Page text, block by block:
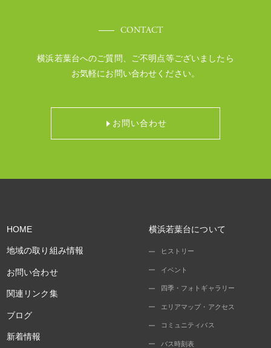
CONTACT
横浜若葉台へのご質問、ご不明点等ございましたら
お気軽にお問い合わせください。
お問い合わせ
HOME
地域の取り組み情報
お問い合わせ
関連リンク集
ブログ
新着情報
横浜若葉台について
ヒストリー
イベント
四季・フォトギャラリー
エリアマップ・アクセス
コミュニティバス
バス時刻表